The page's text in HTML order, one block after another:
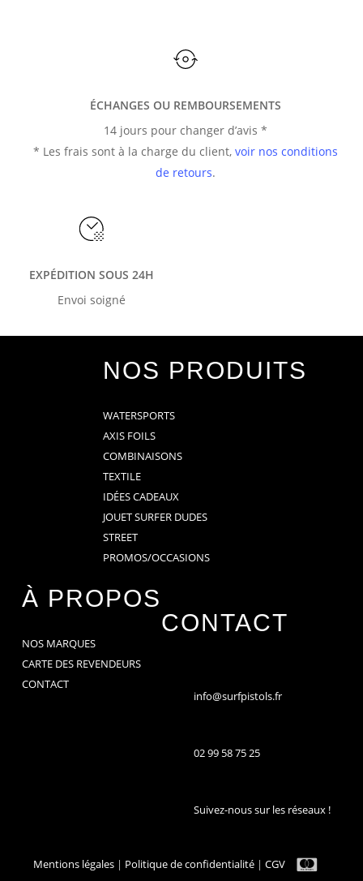
ÉCHANGES OU REMBOURSEMENTS
14 jours pour changer d’avis *
* Les frais sont à la charge du client, voir nos conditions
de retours.
EXPÉDITION SOUS 24H
Envoi soigné
NOS PRODUITS
WATERSPORTS
AXIS FOILS
COMBINAISONS
TEXTILE
IDÉES CADEAUX
JOUET SURFER DUDES
STREET
PROMOS/OCCASIONS
À PROPOS
NOS MARQUES
CARTE DES REVENDEURS
CONTACT
CONTACT
info@surfpistols.fr
02 99 58 75 25
Suivez-nous sur les réseaux !
Mentions légales | Politique de confidentialité |CGV